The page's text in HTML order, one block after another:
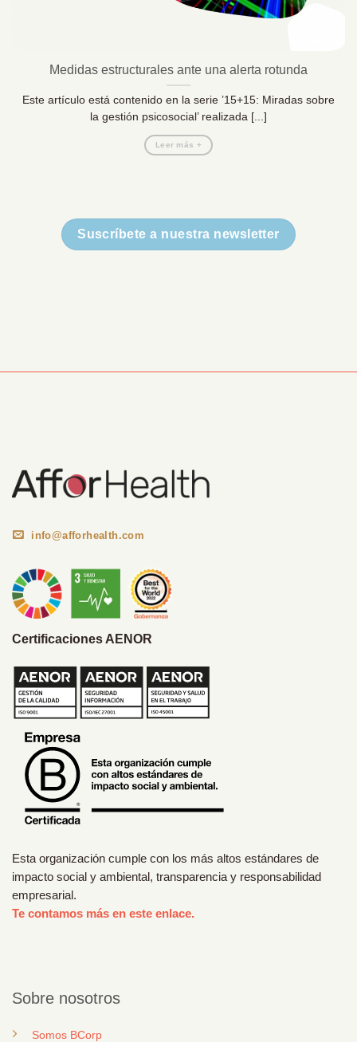
Medidas estructurales ante una alerta rotunda
Este artículo está contenido en la serie ’15+15: Miradas sobre
la gestión psicosocial’ realizada [...]
Leer más +
Suscríbete a nuestra newsletter
info@afforhealth.com
Certificaciones AENOR
Esta organización cumple con los más altos estándares de
impacto social y ambiental, transparencia y responsabilidad
empresarial.
Te contamos más en este enlace.
Sobre nosotros
Somos BCorp